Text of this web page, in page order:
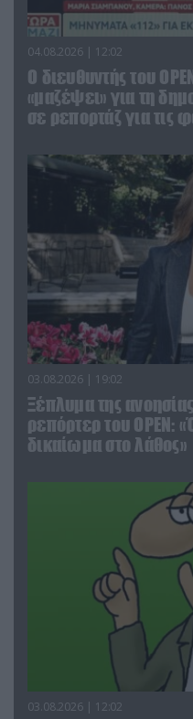
04.08.2026 | 12:02
O διευθυντής του
«μαζέψει» για τη
σε ρεπορτάζ για τις
03.08.2026 | 19:02
Ξέπλυμα της
ρεπόρτερ του ΟΡΕΝ:
δικαίωμα στο λάθος»
03.08.2026 | 12:02